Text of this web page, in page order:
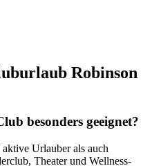
Robinson
besonders geeignet?
Urlauber als auch
Theater und Wellness-